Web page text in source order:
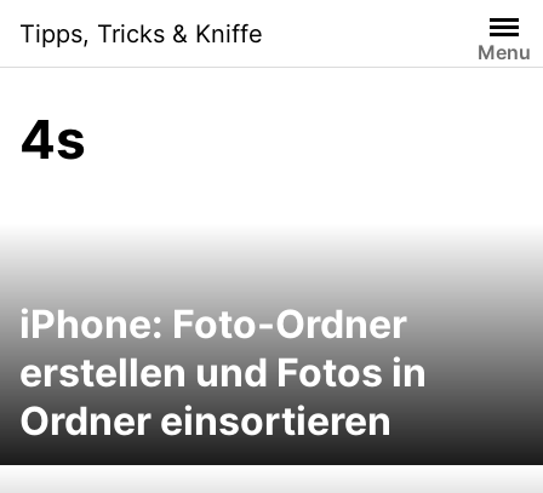
content
Tipps, Tricks & Kniffe
Menu
4s
iPhone: Foto-Ordner
erstellen und Fotos in
Ordner einsortieren